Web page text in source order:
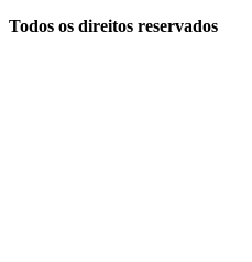
Todos os direitos reservados